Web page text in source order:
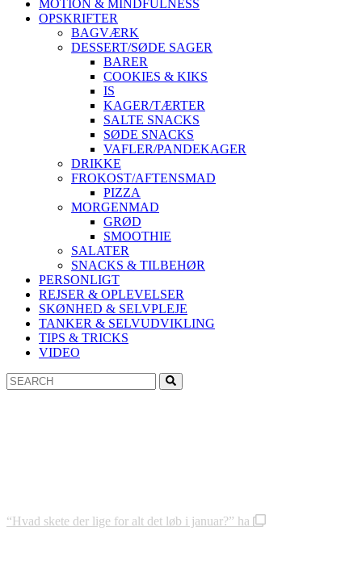
MOTION & MINDFULNESS
OPSKRIFTER
BAGVÆRK
DESSERT/SØDE SAGER
BARER
COOKIES & KIKS
IS
KAGER/TÆRTER
SALTE SNACKS
SØDE SNACKS
VAFLER/PANDEKAGER
DRIKKE
FROKOST/AFTENSMAD
PIZZA
MORGENMAD
GRØD
SMOOTHIE
SALATER
SNACKS & TILBEHØR
PERSONLIGT
REJSER & OPLEVELSER
SKØNHED & SELVPLEJE
TANKER & SELVUDVIKLING
TIPS & TRICKS
VIDEO
Search
for:
“Hvad skete der lige for alt det løb i januar?” ha